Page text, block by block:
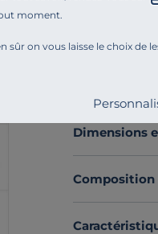
moment.
sûr on vous laisse le choix de
lavée, à
épreuve.
résistant.
Dimensions
Composition